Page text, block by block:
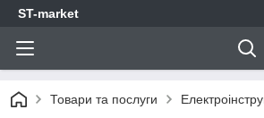
ST-market
Товари та послуги